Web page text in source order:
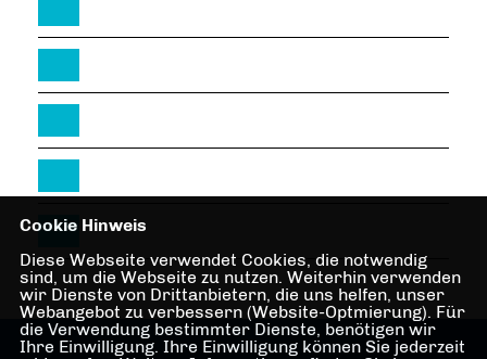
Cookie Hinweis
Diese Webseite verwendet Cookies, die notwendig
sind, um die Webseite zu nutzen. Weiterhin verwenden
wir Dienste von Drittanbietern, die uns helfen, unser
Webangebot zu verbessern (Website-Optmierung). Für
die Verwendung bestimmter Dienste, benötigen wir
Ihre Einwilligung. Ihre Einwilligung können Sie jederzeit